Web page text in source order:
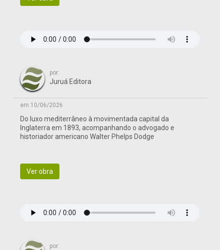
por:
Juruá Editora
em 10/06/2026
Do luxo mediterrâneo à movimentada capital da
Inglaterra em 1893, acompanhando o advogado e
historiador americano Walter Phelps Dodge
Ver obra
por: